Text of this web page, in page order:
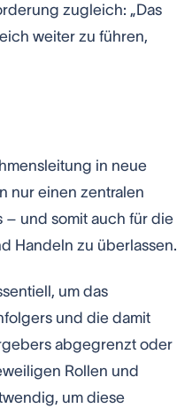
zugleich: „Das
weiter zu führen,
in neue
nur einen zentralen
– und somit auch für die
Handeln zu überlassen.
um das
und die damit
abgegrenzt oder
Rollen und
um diese